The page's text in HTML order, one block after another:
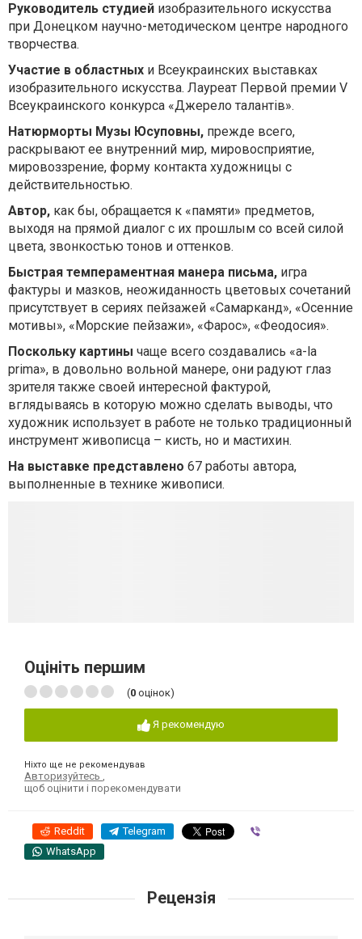
Руководитель студией изобразительного искусства
при Донецком научно-методическом центре народного
творчества.
Участие в областных и Всеукраинских выставках
изобразительного искусства. Лауреат Первой премии V
Всеукраинского конкурса «Джерело талантів».
Натюрморты Музы Юсуповны, прежде всего,
раскрывают ее внутренний мир, мировосприятие,
мировоззрение, форму контакта художницы с
действительностью.
Автор, как бы, обращается к «памяти» предметов,
выходя на прямой диалог с их прошлым со всей силой
цвета, звонкостью тонов и оттенков.
Быстрая темпераментная манера письма, игра
фактуры и мазков, неожиданность цветовых сочетаний
присутствует в сериях пейзажей «Самарканд», «Осенние
мотивы», «Морские пейзажи», «Фарос», «Феодосия».
Поскольку картины чаще всего создавались «a-la
prima», в довольно вольной манере, они радуют глаз
зрителя также своей интересной фактурой,
вглядываясь в которую можно сделать выводы, что
художник использует в работе не только традиционный
инструмент живописца – кисть, но и мастихин.
На выставке представлено 67 работы автора,
выполненные в технике живописи.
Оцініть першим
(0 оцінок)
Я рекомендую
Ніхто ще не рекомендував
Авторизуйтесь
щоб оцінити і порекомендувати
Reddit Telegram
WhatsApp
Рецензія